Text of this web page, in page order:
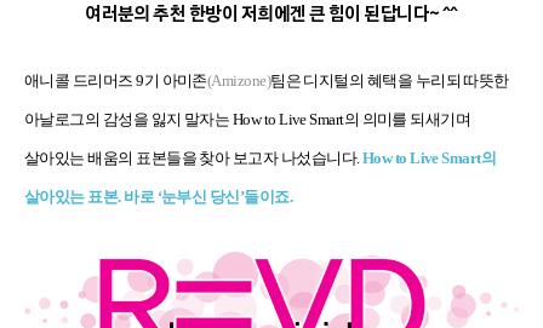
여러분의 추천 한방이 저희에겐 큰 힘이 된답니다~ ^^
애니콜 드리머즈9기 아미존(Amizone)팀 은 디지털의 혜택을 누리되 따뜻한
아날로그의 감성을 잃지 말자는 How to Live Smart의 의미를 되새기며
살아있는 배움의 표본들을 찾아 보고자 나섰습니다. How to Live Smart의
살아있는 표본. 바로 ‘눈부신 당신’들이죠.